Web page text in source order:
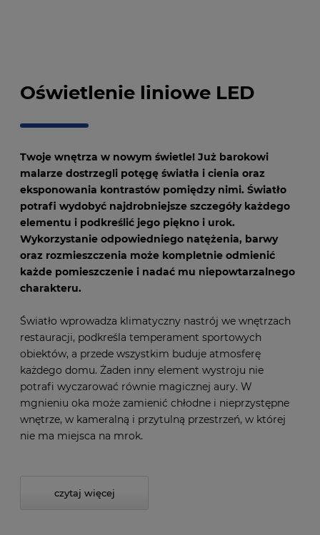
Oświetlenie liniowe LED
Twoje wnętrza w nowym świetle! Już barokowi
malarze dostrzegli potęgę światła i cienia oraz
eksponowania kontrastów pomiędzy nimi. Światło
potrafi wydobyć najdrobniejsze szczegóły każdego
elementu i podkreślić jego piękno i urok.
Wykorzystanie odpowiedniego natężenia, barwy
oraz rozmieszczenia może kompletnie odmienić
każde pomieszczenie i nadać mu niepowtarzalnego
charakteru.
Światło wprowadza klimatyczny nastrój we wnętrzach
restauracji, podkreśla temperament sportowych
obiektów, a przede wszystkim buduje atmosferę
każdego domu. Żaden inny element wystroju nie
potrafi wyczarować równie magicznej aury. W
mgnieniu oka może zamienić chłodne i nieprzystępne
wnętrze, w kameralną i przytulną przestrzeń, w której
nie ma miejsca na mrok.
czytaj więcej